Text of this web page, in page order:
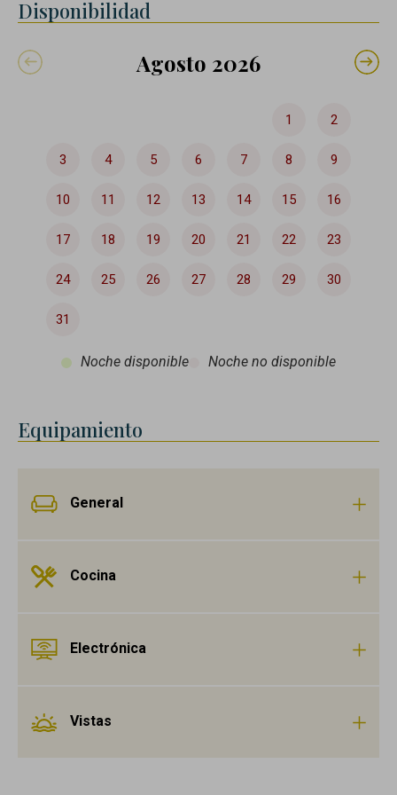
Disponibilidad
Agosto 2026
1 2
3 4 5 6 7 8 9
10 11 12 13 14 15 16
17 18 19 20 21 22 23
24 25 26 27 28 29 30
31
Noche disponible Noche no disponible
Equipamiento
General
Cocina
Electrónica
Vistas